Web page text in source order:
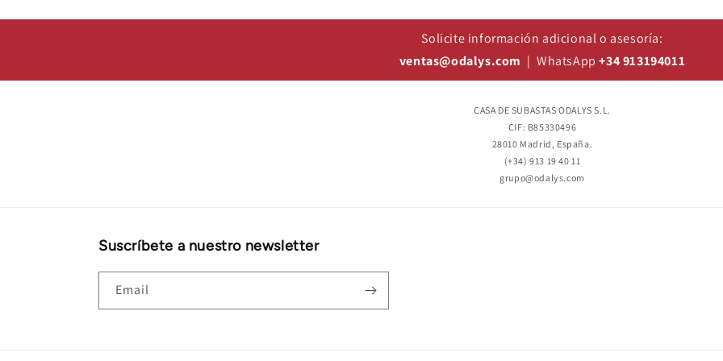
Solicite información adicional o asesoría:
ventas@odalys.com | WhatsApp+34 913194011
CASA DE SUBASTAS ODALYS S.L.
CIF: B85330496
28010 Madrid, España.
(+34) 913 19 40 11
grupo@odalys.com
Suscríbete a nuestro newsletter
Email